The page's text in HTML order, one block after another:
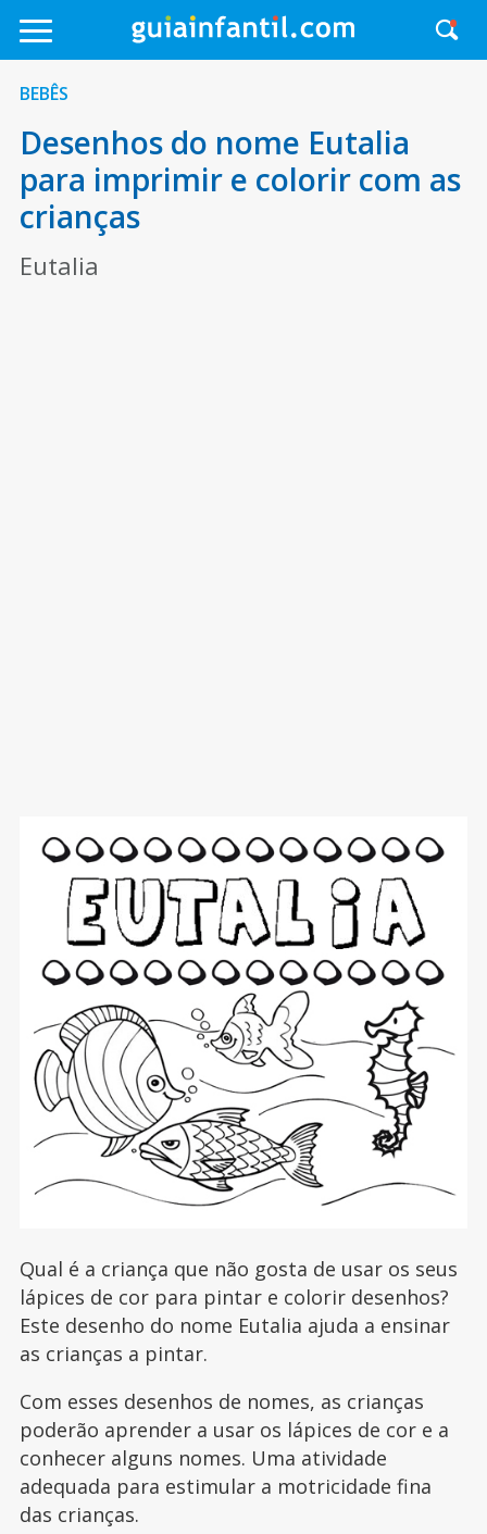
BEBÊS
Desenhos do nome Eutalia
para imprimir e colorir com as
crianças
Eutalia
Qual é a criança que não gosta de usar os seus
lápices de cor para pintar e colorir desenhos?
Este desenho do nome Eutalia ajuda a ensinar
as crianças a pintar.
Com esses desenhos de nomes, as crianças
poderão aprender a usar os lápices de cor e a
conhecer alguns nomes. Uma atividade
adequada para estimular a motricidade fina
das crianças.